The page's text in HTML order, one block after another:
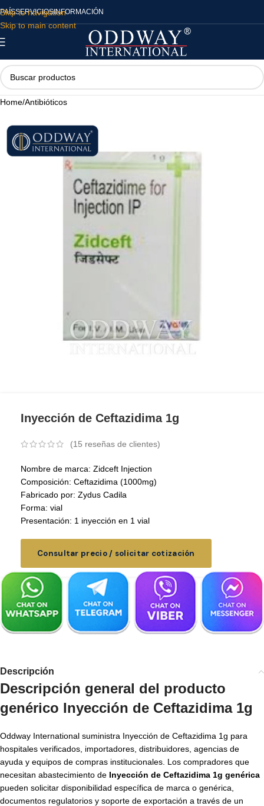
Skip to navigation
Skip to main content
PAÍSSERVICIOSINFORMACIÓN
Home/Antibióticos
Inyección de Ceftazidima 1g
(15 reseñas de clientes)
Nombre de marca: Zidceft Injection
Composición: Ceftazidima (1000mg)
Fabricado por: Zydus Cadila
Forma: vial
Presentación: 1 inyección en 1 vial
Consultar precio / solicitar cotización
Descripción
Descripción general del producto
genérico Inyección de Ceftazidima 1g
Oddway International suministra Inyección de Ceftazidima 1g para
hospitales verificados, importadores, distribuidores, agencias de
ayuda y equipos de compras institucionales. Los compradores que
necesitan abastecimiento de Inyección de Ceftazidima 1g genérica
pueden solicitar disponibilidad específica de marca o genérica,
documentos regulatorios y soporte de exportación a través de un